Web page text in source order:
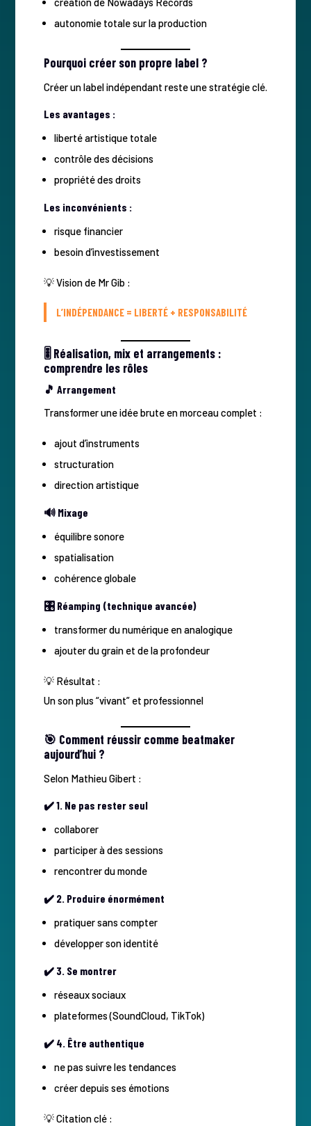
autonomie totale sur la production
Pourquoi créer son propre label ?
Créer un label indépendant reste une stratégie clé.
Les avantages :
liberté artistique totale
contrôle des décisions
propriété des droits
Les inconvénients :
risque financier
besoin d’investissement
💡 Vision de Mr Gib :
L’INDÉPENDANCE = LIBERTÉ + RESPONSABILITÉ
🎚️ Réalisation, mix et arrangements :
comprendre les rôles
🎵 Arrangement
Transformer une idée brute en morceau complet :
ajout d’instruments
structuration
direction artistique
🔊 Mixage
équilibre sonore
spatialisation
cohérence globale
🎛️ Réamping (technique avancée)
transformer du numérique en analogique
ajouter du grain et de la profondeur
💡 Résultat :
Un son plus “vivant” et professionnel
🎯 Comment réussir comme beatmaker
aujourd’hui ?
Selon Mathieu Gibert :
✔️ 1. Ne pas rester seul
collaborer
participer à des sessions
rencontrer du monde
✔️ 2. Produire énormément
pratiquer sans compter
développer son identité
✔️ 3. Se montrer
réseaux sociaux
plateformes (SoundCloud, TikTok)
✔️ 4. Être authentique
ne pas suivre les tendances
créer depuis ses émotions
💡 Citation clé :